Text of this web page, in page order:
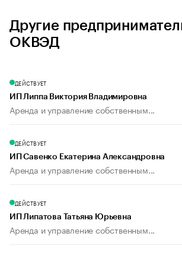
Другие
ОКВЭД
ДЕЙСТВУЕТ
ИП Липпа Виктория Владимировна
Аренда и управление собственным...
ДЕЙСТВУЕТ
ИП Савенко Екатерина Александровна
Аренда и управление собственным...
ДЕЙСТВУЕТ
ИП Липатова Татьяна Юрьевна
Аренда и управление собственным...